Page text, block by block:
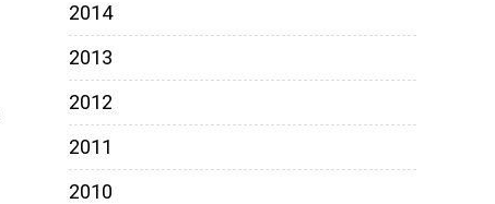
2014
2013
2012
2011
2010